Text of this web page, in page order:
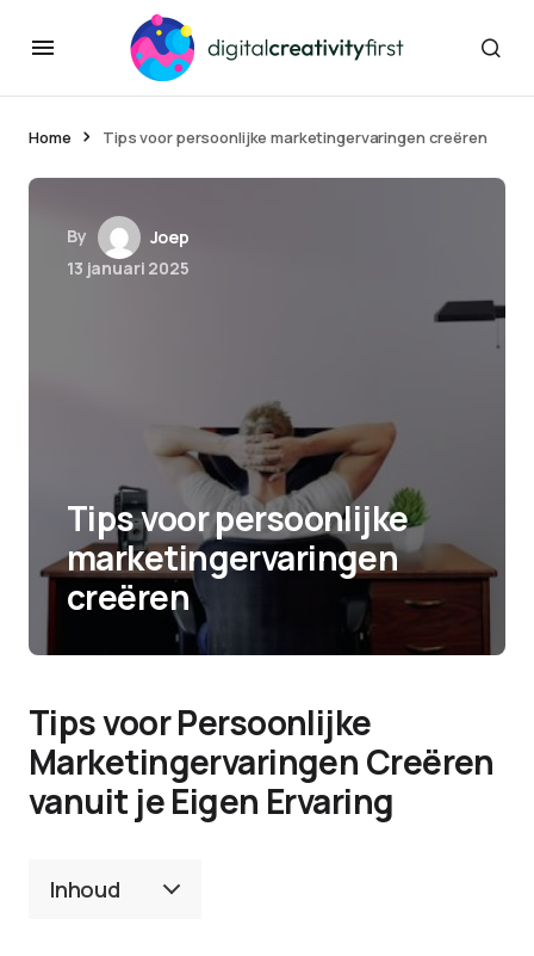
Home Tips voor persoonlijke marketingervaringen creëren
By
Joep
13 januari 2025
Tips voor persoonlijke
marketingervaringen
creëren
Tips voor Persoonlijke
Marketingervaringen Creëren
vanuit je Eigen Ervaring
Inhoud